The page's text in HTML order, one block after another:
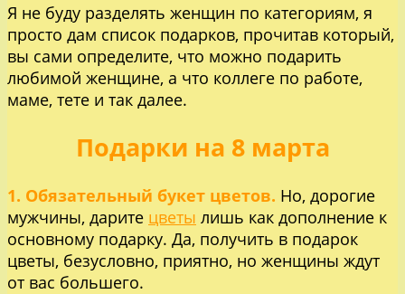
Я не буду разделять женщин по категориям, я
просто дам список подарков, прочитав который,
вы сами определите, что можно подарить
любимой женщине, а что коллеге по работе,
маме, тете и так далее.
Подарки на 8 марта
1. Обязательный букет цветов. Но, дорогие
мужчины, дарите цветы лишь как дополнение к
основному подарку. Да, получить в подарок
цветы, безусловно, приятно, но женщины ждут
от вас большего.